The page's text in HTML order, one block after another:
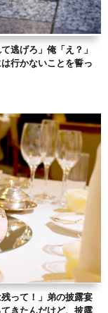
逃げろ」俺「え？」
行かないことを誓っ
って！」弟の披露宴
きたんだけど、披露